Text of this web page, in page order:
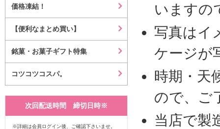
価格凍結！
【便利なまとめ買い】
銘菓・お菓子ギフト特集
コツコツコスパ。
次回配送時間 締切日時※
※詳細は会員ログイン後、ご確認下さいませ。
いますの
写真はイ
ケージが
時期・天
ので、ご
当店で製